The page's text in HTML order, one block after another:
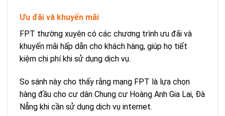
Ưu đãi và khuyến mãi
FPT thường xuyên có các chương trình ưu đãi và
khuyến mãi hấp dẫn cho khách hàng, giúp họ tiết
kiệm chi phí khi sử dụng dịch vụ.
So sánh này cho thấy rằng mạng FPT là lựa chọn
hàng đầu cho cư dân Chung cư Hoàng Anh Gia Lai, Đà
Nẵng khi cần sử dụng dịch vụ internet.